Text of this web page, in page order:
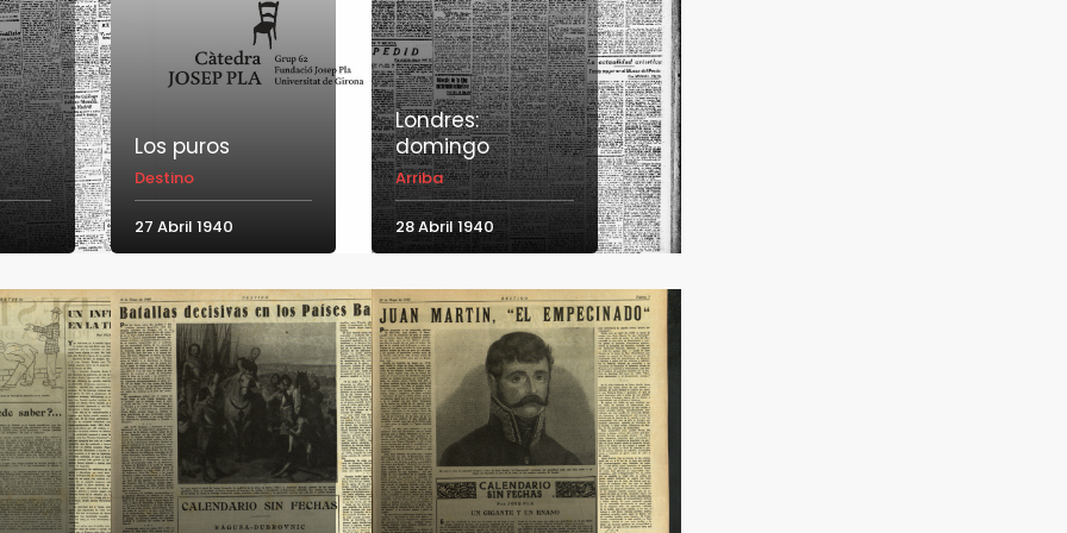
Los puros
Destino
27 Abril 1940
Londres:
domingo
Arriba
28 Abril 1940